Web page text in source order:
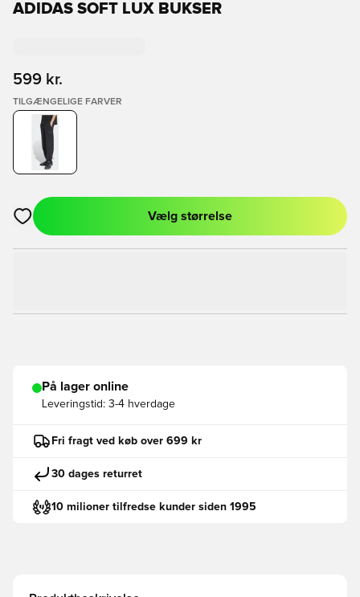
ADIDAS SOFT LUX BUKSER
599 kr.
TILGÆNGELIGE FARVER
Åbner en Modal til at logge ind eller tilmelde dig som medlem
Vælg størrelse
På lager online
Leveringstid: 3-4 hverdage
Fri fragt ved køb over 699 kr
30 dages returret
10 milioner tilfredse kunder siden 1995